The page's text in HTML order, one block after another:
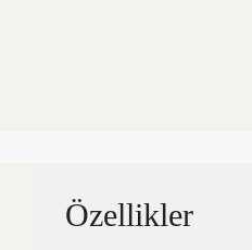
Özellikler